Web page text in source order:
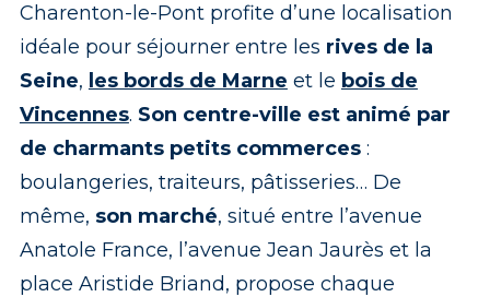
Charenton-le-Pont profite d’une localisation
idéale pour séjourner entre les rives de la
Seine, les bords de Marne et le bois de
Vincennes. Son centre-ville est animé par
de charmants petits commerces:
boulangeries, traiteurs, pâtisseries… De
même, son marché, situé entre l’avenue
Anatole France, l’avenue Jean Jaurès et la
place Aristide Briand, propose chaque